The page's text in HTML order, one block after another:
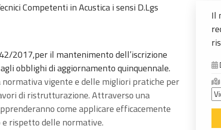
Competenti in Acustica i sensi D.Lgs
2017,per il mantenimento dell’iscrizione
obblighi di aggiornamento quinquennale.
vigente e delle migliori pratiche per
di ristrutturazione. Attraverso una
come applicare efficacemente
rispetto delle normative.
Il